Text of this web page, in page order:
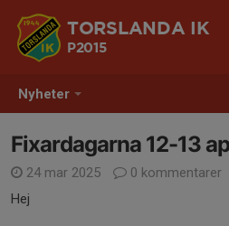
Nyheter
TORSLANDA IK
P2015
Fixardagarna 12-13
24 mar 2025
0 kommentarer
Hej